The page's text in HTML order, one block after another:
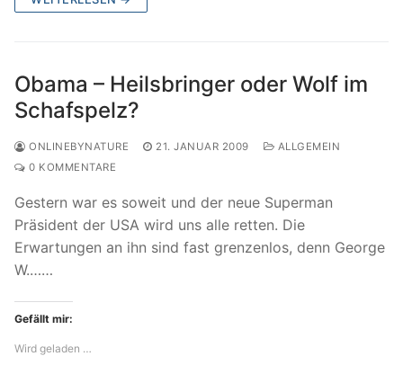
Obama – Heilsbringer oder Wolf im
Schafspelz?
ONLINEBYNATURE 21. JANUAR 2009
ALLGEMEIN
0 KOMMENTARE
Gestern war es soweit und der neue Superman
Präsident der USA wird uns alle retten. Die
Erwartungen an ihn sind fast grenzenlos, denn George
W.……
Gefällt mir:
Wird geladen …